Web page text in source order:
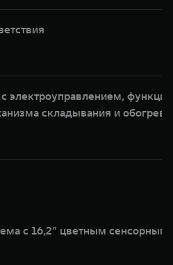
электроуправлением,
складывания и
с 16,2” цветным сенсорным